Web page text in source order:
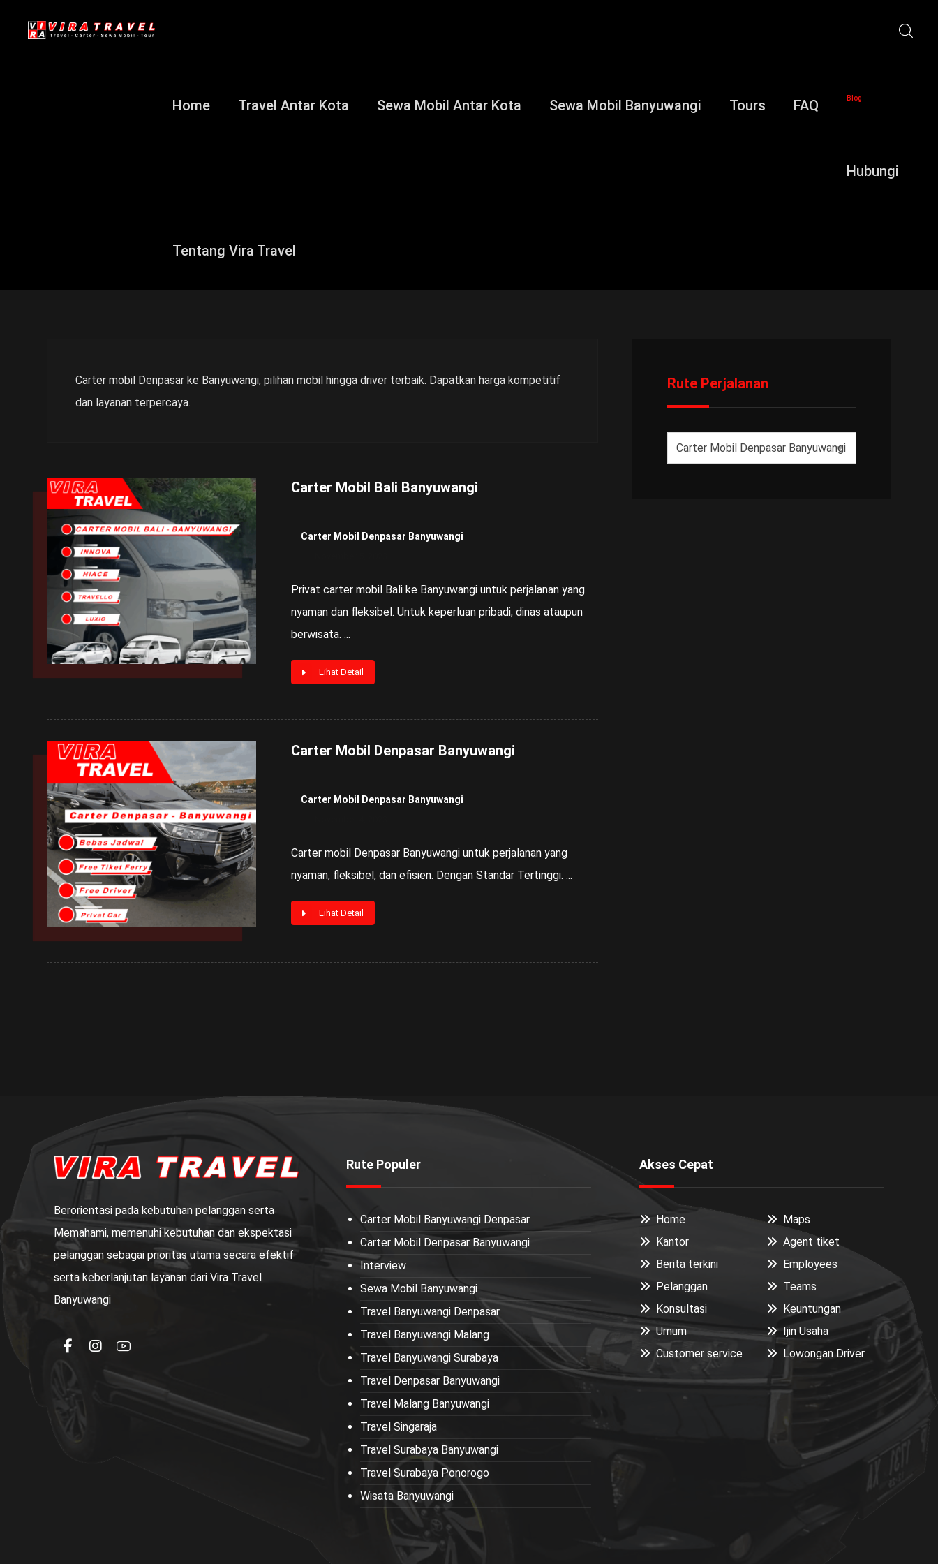
Home Travel Antar Kota Sewa Mobil Antar Kota Sewa Mobil Banyuwangi Tours FAQ Blog
Hubungi
Tentang Vira Travel
Carter mobil Denpasar ke Banyuwangi, pilihan mobil hingga driver terbaik. Dapatkan harga kompetitif
dan layanan terpercaya.
Carter Mobil Bali Banyuwangi
Carter Mobil Denpasar Banyuwangi
Privat carter mobil Bali ke Banyuwangi untuk perjalanan yang
nyaman dan fleksibel. Untuk keperluan pribadi, dinas ataupun
berwisata. ...
Lihat Detail
Carter Mobil Denpasar Banyuwangi
Carter Mobil Denpasar Banyuwangi
Carter mobil Denpasar Banyuwangi untuk perjalanan yang
nyaman, fleksibel, dan efisien. Dengan Standar Tertinggi. ...
Lihat Detail
Rute Perjalanan
Berorientasi pada kebutuhan pelanggan serta
Memahami, memenuhi kebutuhan dan ekspektasi
pelanggan sebagai prioritas utama secara efektif
serta keberlanjutan layanan dari Vira Travel
Banyuwangi
Rute Populer
Carter Mobil Banyuwangi Denpasar
Carter Mobil Denpasar Banyuwangi
Interview
Sewa Mobil Banyuwangi
Travel Banyuwangi Denpasar
Travel Banyuwangi Malang
Travel Banyuwangi Surabaya
Travel Denpasar Banyuwangi
Travel Malang Banyuwangi
Travel Singaraja
Travel Surabaya Banyuwangi
Travel Surabaya Ponorogo
Wisata Banyuwangi
Akses Cepat
Home
Maps
Kantor
Agent tiket
Berita terkini
Employees
Pelanggan
Teams
Konsultasi
Keuntungan
Umum
Ijin Usaha
Customer service
Lowongan Driver